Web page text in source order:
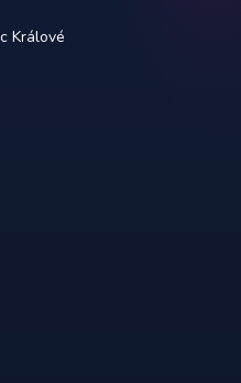
Králové